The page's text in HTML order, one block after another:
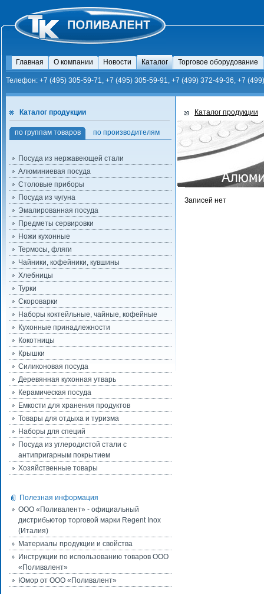
Главная О компании Новости Каталог Торговое оборудование
Телефон: +7 (495) 305-59-71, +7 (495) 305-59-91, +7 (499) 372-49-36, +7
Каталог продукции
по группам товаров по производителям
Посуда из нержавеющей стали
Алюминиевая посуда
Столовые приборы
Посуда из чугуна
Эмалированная посуда
Предметы сервировки
Ножи кухонные
Термосы, фляги
Чайники, кофейники, кувшины
Хлебницы
Турки
Скороварки
Наборы коктейльные, чайные, кофейные
Кухонные принадлежности
Кокотницы
Крышки
Силиконовая посуда
Деревянная кухонная утварь
Керамическая посуда
Емкости для хранения продуктов
Товары для отдыха и туризма
Наборы для специй
Посуда из углеродистой стали с
антипригарным покрытием
Хозяйственные товары
Полезная информация
ООО «Поливалент» - официальный
дистрибьютор торговой марки Regent Inox
(Италия)
Материалы продукции и свойства
Инструкции по использованию товаров ООО
«Поливалент»
Юмор от ООО «Поливалент»
Каталог продукции
Записей нет